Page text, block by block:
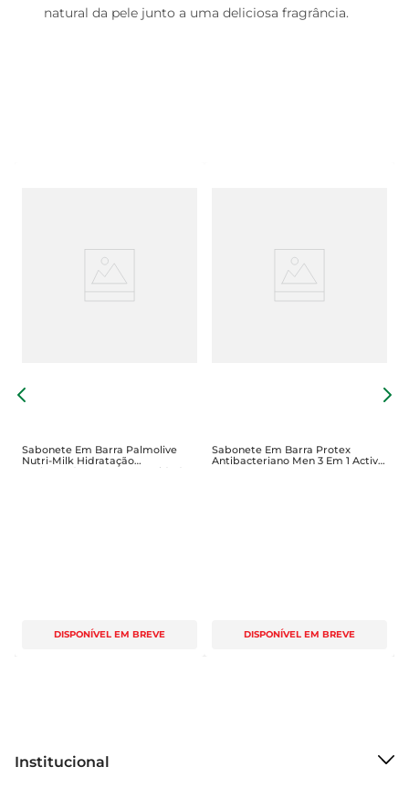
natural da pele junto a uma deliciosa fragrância.
Sabonete Em Barra Palmolive
Nutri-Milk Hidratação
Prolongada 85g Com 4 Unidades
DISPONÍVEL EM BREVE
Sabonete Em Barra Protex
Antibacteriano Men 3 Em 1 Active
DISPONÍVEL EM BREVE
Institucional